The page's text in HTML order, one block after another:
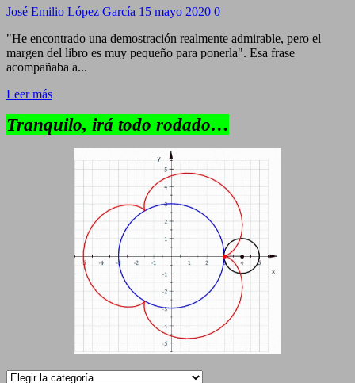
José Emilio López García 15 mayo 2020 0
"He encontrado una demostración realmente admirable, pero el
margen del libro es muy pequeño para ponerla". Esa frase
acompañaba a...
Leer más
Tranquilo, irá todo rodado…
Categorías